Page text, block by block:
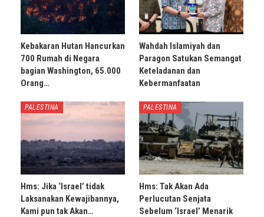
Kebakaran Hutan Hancurkan
700 Rumah di Negara
bagian Washington, 65.000
Orang…
Wahdah Islamiyah dan
Paragon Satukan Semangat
Keteladanan dan
Kebermanfaatan
PALESTINA
Hms: Jika ‘Israel’ tidak
Laksanakan Kewajibannya,
Kami pun tak Akan…
PALESTINA
Hms: Tak Akan Ada
Perlucutan Senjata
Sebelum ‘Israel’ Menarik